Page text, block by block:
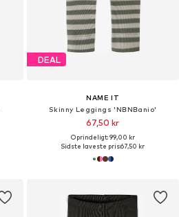
DEAL
NAME IT
Skinny Leggings 'NBNBanio'
67,50 kr
Oprindeligt: 99,00 kr
Sidste laveste pris:67,50 kr